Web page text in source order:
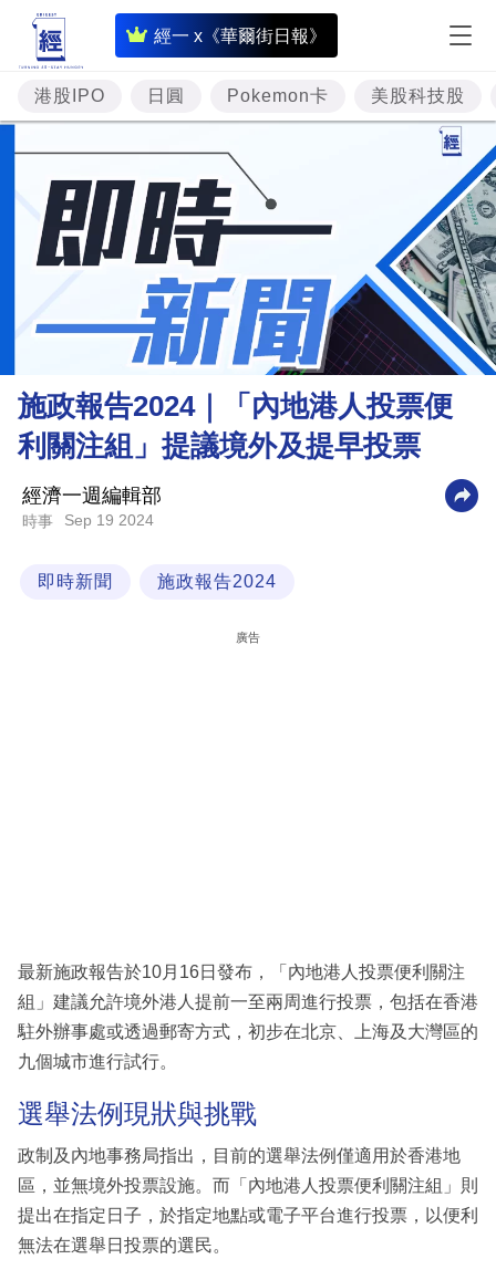
經一 x《華爾街日報》
即
時
財
經
專
題
投
資
樓
市
財
商
業
科
區
港股IPO 日圓 Pokemon卡 美股科技股
施政報告2024｜「內地港人投票便
利關注組」提議境外及提早投票
經濟一週編輯部
時事 Sep 19 2024
即時新聞 施政報告2024
廣告
最新施政報告於10月16日發布，「內地港人投票便利關注
組」建議允許境外港人提前一至兩周進行投票，包括在香港
駐外辦事處或透過郵寄方式，初步在北京、上海及大灣區的
九個城市進行試行。
選舉法例現狀與挑戰
政制及內地事務局指出，目前的選舉法例僅適用於香港地
區，並無境外投票設施。而「內地港人投票便利關注組」則
提出在指定日子，於指定地點或電子平台進行投票，以便利
無法在選舉日投票的選民。